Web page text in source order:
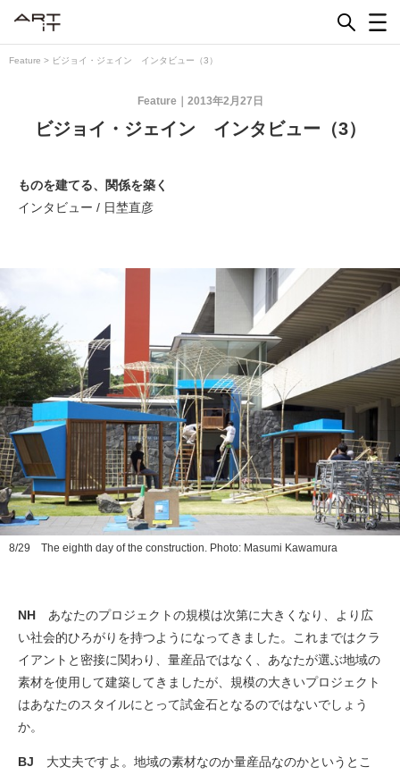
Feature > ビジョイ・ジェイン インタビュー（3）
2013年2月27日
Feature
ビジョイ・ジェイン インタビュー（3）
ものを建てる、関係を築く
インタビュー / 日埜直彦
8/29 The eighth day of the construction. Photo: Masumi Kawamura
NH あなたのプロジェクトの規模は次第に大きくなり、より広
い社会的ひろがりを持つようになってきました。これまではクラ
イアントと密接に関わり、量産品ではなく、あなたが選ぶ地域の
素材を使用して建築してきましたが、規模の大きいプロジェクト
はあなたのスタイルにとって試金石となるのではないでしょう
か。
BJ 大丈夫ですよ。地域の素材なのか量産品なのかというとこ